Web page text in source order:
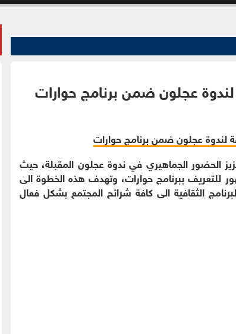
عجلون ضمن برنامج حوارات
الحضور الجماهيري في ندوة عجلون المقبلة، حيث
للتعريف ببرنامج حوارات، وتهدف هذه الخطوة الى
الثقافية الى كافة شرائح المجتمع بشكل فعال